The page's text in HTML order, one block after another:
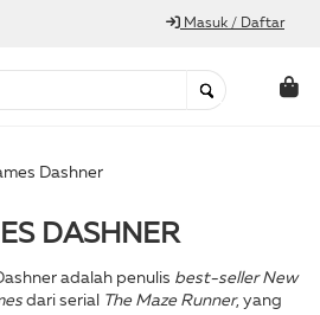
Masuk / Daftar
Dashner
DASHNER
adalah penulis best-seller New
dari serial The Maze Runner, yang